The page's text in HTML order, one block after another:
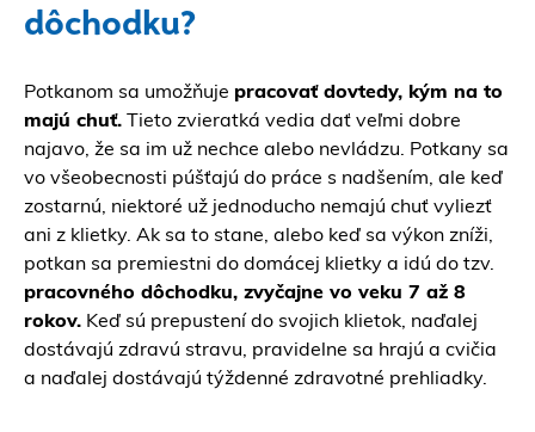
dôchodku?
Potkanom sa umožňuje pracovať dovtedy, kým na to
majú chuť. Tieto zvieratká vedia dať veľmi dobre
najavo, že sa im už nechce alebo nevládzu. Potkany sa
vo všeobecnosti púšťajú do práce s nadšením, ale keď
zostarnú, niektoré už jednoducho nemajú chuť vyliezť
ani z klietky. Ak sa to stane, alebo keď sa výkon zníži,
potkan sa premiestni do domácej klietky a idú do tzv.
pracovného dôchodku, zvyčajne vo veku 7 až 8
rokov. Keď sú prepustení do svojich klietok, naďalej
dostávajú zdravú stravu, pravidelne sa hrajú a cvičia
a naďalej dostávajú týždenné zdravotné prehliadky.